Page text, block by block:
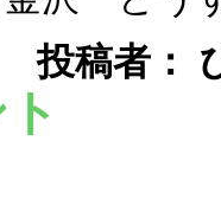
投稿者：